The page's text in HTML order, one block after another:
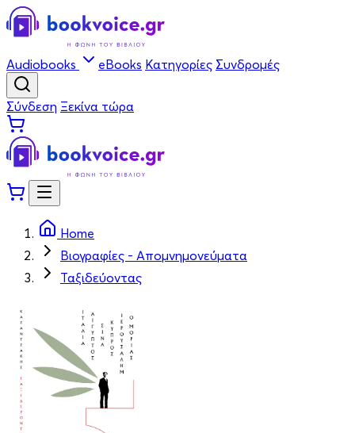
Audiobooks eBooks Κατηγορίες Συνδρομές
Σύνδεση Ξεκίνα τώρα
Home
Βιογραφίες - Απομνημονεύματα
Ταξιδεύοντας